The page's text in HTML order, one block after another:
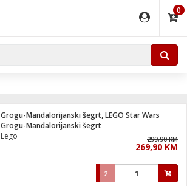
0
Grogu-Mandalorijanski šegrt, LEGO Star Wars
Grogu-Mandalorijanski šegrt
Lego
299,90 KM
269,90 KM
2